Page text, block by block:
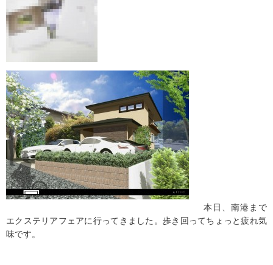
本日、南港まで
エクステリアフェアに行ってきました。歩き回ってちょっと疲れ気
味です。